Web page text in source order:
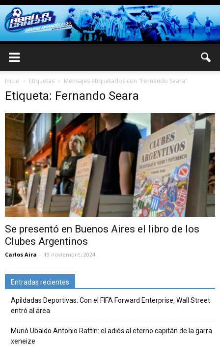
Inicio Etiquetas Mensajes etiquetados con "Fernando Seara"
Etiqueta: Fernando Seara
Se presentó en Buenos Aires el libro de los
Clubes Argentinos
Carlos Aira - 19 noviembre, 2024
Entradas recientes
Apildadas Deportivas: Con el FIFA Forward Enterprise, Wall Street
entró al área
Murió Ubaldo Antonio Rattín: el adiós al eterno capitán de la garra
xeneize